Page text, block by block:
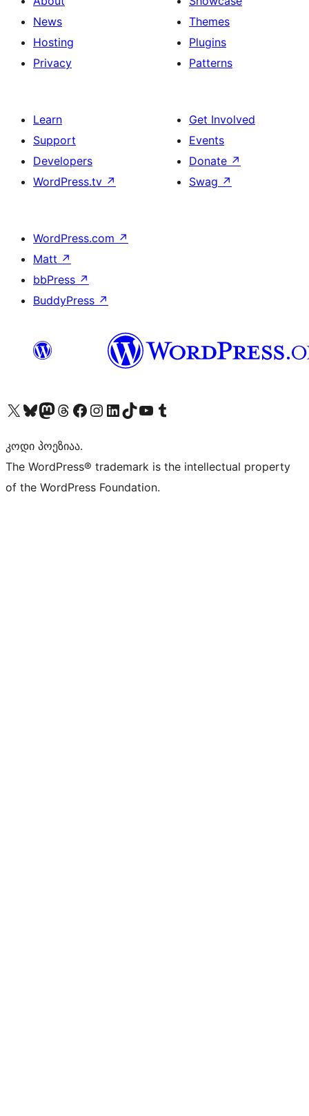
News
Hosting
Privacy
Themes
Plugins
Patterns
Learn
Support
Developers
WordPress.tv ↗
Get Involved
Events
Donate ↗
Swag ↗
WordPress.com ↗
Matt ↗
bbPress ↗
BuddyPress ↗
Visit our X (formerly Twitter) account
Visit our Bluesky account
Visit our Mastodon account
Visit our Threads account
Visit our Facebook page
Visit our Instagram account
Visit our LinkedIn account
Visit our TikTok account
Visit our YouTube channel
Visit our Tumblr account
კოდი პოეზიაა.
The WordPress® trademark is the intellectual property
of the WordPress Foundation.